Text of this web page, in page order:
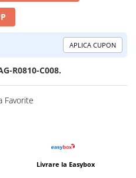
APLICA CUPON
R0810-C008.
Favorite
Livrare la Easybox